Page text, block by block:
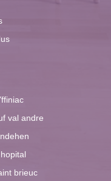
val andre
brieuc